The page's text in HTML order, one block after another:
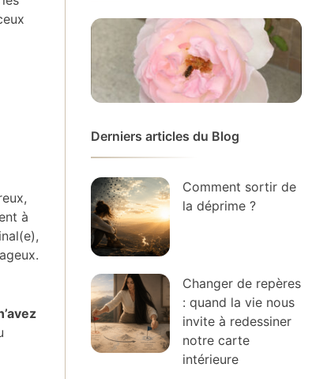
à
Derniers articles du Blog
Comment sortir de
la déprime ?
Changer de repères
: quand la vie nous
invite à redessiner
notre carte
intérieure